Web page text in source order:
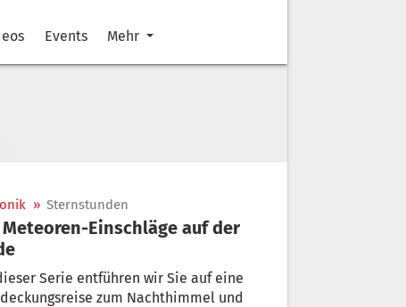
Events Mehr
» Sternstunden
Serie entführen wir Sie auf eine
zum Nachthimmel und